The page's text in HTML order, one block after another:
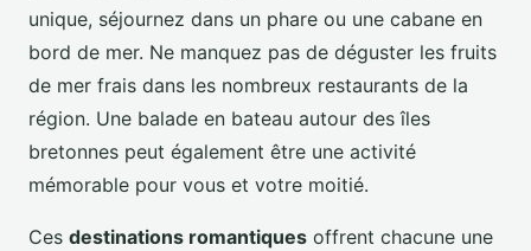
unique, séjournez dans un phare ou une cabane en
bord de mer. Ne manquez pas de déguster les fruits
de mer frais dans les nombreux restaurants de la
région. Une balade en bateau autour des îles
bretonnes peut également être une activité
mémorable pour vous et votre moitié.
Ces destinations romantiques offrent chacune une